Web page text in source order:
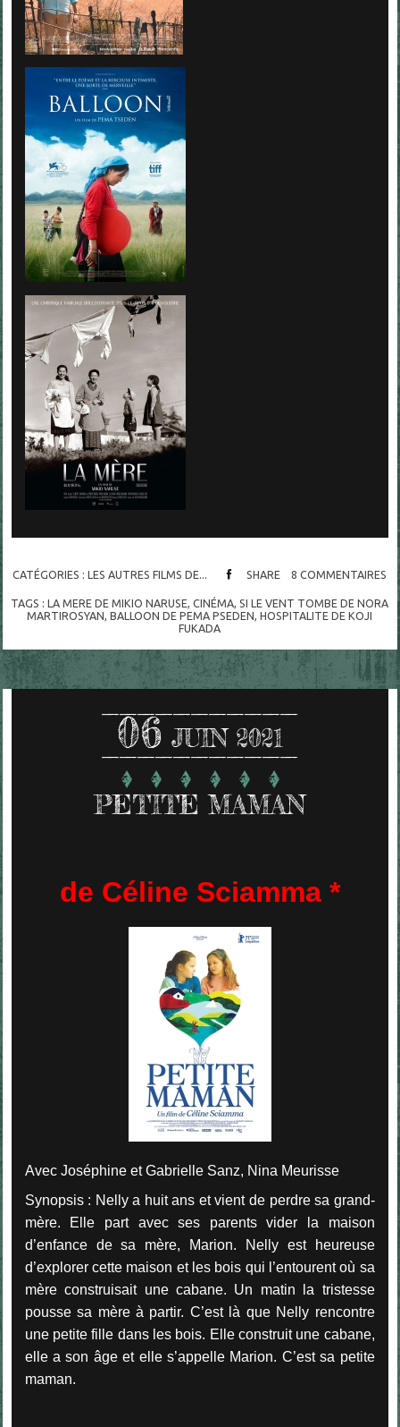
CATÉGORIES : LES AUTRES FILMS DE... SHARE 8 COMMENTAIRES
TAGS :LA MERE DE MIKIO NARUSE,CINÉMA,SI LE VENT TOMBE DE NORA
MARTIROSYAN,BALLOON DE PEMA PSEDEN,HOSPITALITE DE KOJI
FUKADA
06 JUIN 2021
PETITE MAMAN
de Céline Sciamma *
Avec Joséphine et Gabrielle Sanz, Nina Meurisse
Synopsis : Nelly a huit ans et vient de perdre sa grand-
mère. Elle part avec ses parents vider la maison
d’enfance de sa mère, Marion. Nelly est heureuse
d’explorer cette maison et les bois qui l’entourent où sa
mère construisait une cabane. Un matin la tristesse
pousse sa mère à partir. C’est là que Nelly rencontre
une petite fille dans les bois. Elle construit une cabane,
elle a son âge et elle s’appelle Marion. C’est sa petite
maman.